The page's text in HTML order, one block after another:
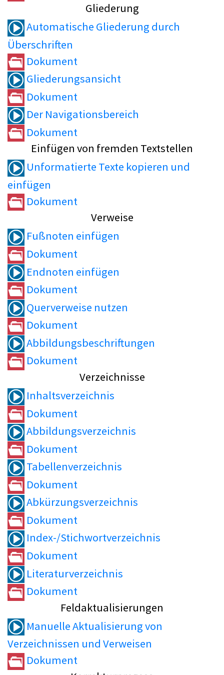
Gliederung
Automatische Gliederung durch
Überschriften
Dokument
Gliederungsansicht
Dokument
Der Navigationsbereich
Dokument
Einfügen von fremden Textstellen
Unformatierte Texte kopieren und
einfügen
Dokument
Verweise
Fußnoten einfügen
Dokument
Endnoten einfügen
Dokument
Querverweise nutzen
Dokument
Abbildungsbeschriftungen
Dokument
Verzeichnisse
Inhaltsverzeichnis
Dokument
Abbildungsverzeichnis
Dokument
Tabellenverzeichnis
Dokument
Abkürzungsverzeichnis
Dokument
Index-/Stichwortverzeichnis
Dokument
Literaturverzeichnis
Dokument
Feldaktualisierungen
Manuelle Aktualisierung von
Verzeichnissen und Verweisen
Dokument